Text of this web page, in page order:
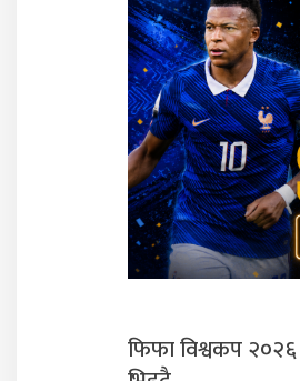
फिफा विश्वकप